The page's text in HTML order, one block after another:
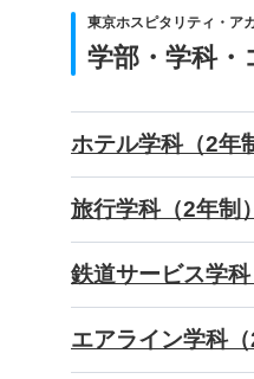
東京ホスピタリティ・ア
学部・学科・
ホテル学科（2年
旅行学科（2年制）
鉄道サービス学科
エアライン学科（